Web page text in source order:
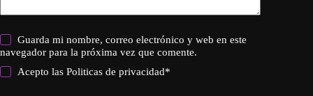
Guarda mi nombre, correo electrónico y web en este
navegador para la próxima vez que comente.
Acepto lasPoliticas de privacidad*